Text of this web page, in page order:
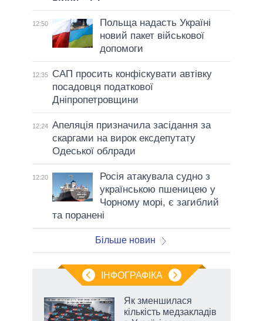
12:50
Польща надасть Україні
новий пакет військової
допомоги
12:35
САП просить конфіскувати автівку
посадовця податкової
Дніпропетровщини
12:24 Апеляція призначила засідання за
скаргами на вирок ексдепутату
Одеської облради
12:20
Росія атакувала судно з
українською пшеницею у
Чорному морі, є загиблий
та поранені
Більше новин
ІНФОГРАФІКА
Як зменшилася
кількість медзакладів